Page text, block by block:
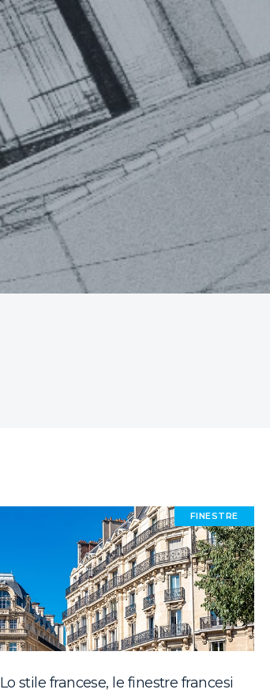
Lo stile francese, le finestre francesi
FINESTRE